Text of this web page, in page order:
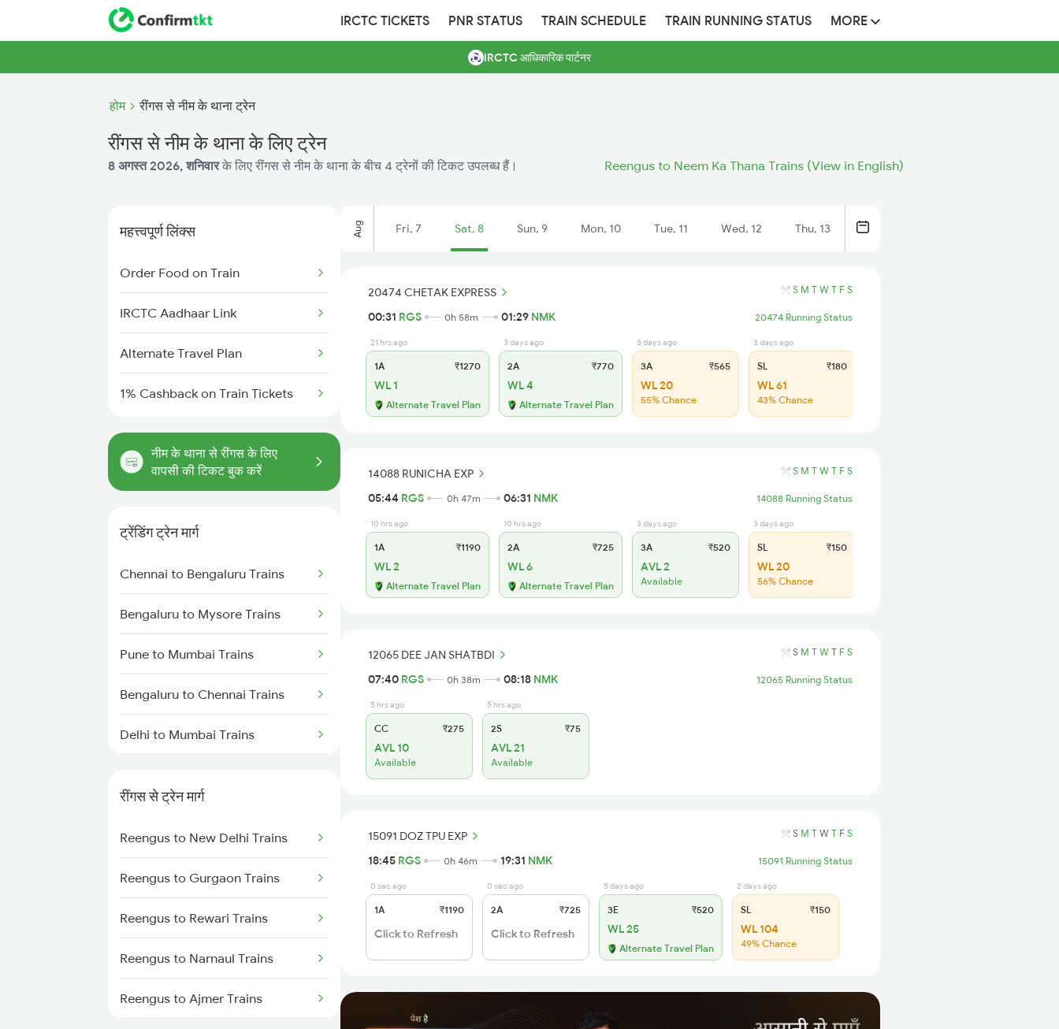
IRCTC TICKETS PNR STATUS TRAIN SCHEDULE TRAIN RUNNING STATUS MORE
IRCTC आधिकारिक पार्टनर
होम रींगस से नीम के थाना ट्रेन
रींगस से नीम के थाना के लिए ट्रेन
8 अगस्त 2026, शनिवारके लिए रींगस से नीम के थाना के बीच 4 ट्रेनों की टिकट उपलब्ध हैं। Reengus to Neem Ka Thana Trains (View in English)
महत्त्वपूर्ण लिंक्स
Order Food on Train
IRCTC Aadhaar Link
Alternate Travel Plan
1% Cashback on Train Tickets
नीम के थाना से रींगस के लिए
वापसी की टिकट बुक करें
ट्रेंडिंग ट्रेन मार्ग
Chennai to Bengaluru Trains
Bengaluru to Mysore Trains
Pune to Mumbai Trains
Bengaluru to Chennai Trains
Delhi to Mumbai Trains
Mumbai to Delhi Trains
Mumbai to Goa Trains
Chennai to Coimbatore Trains
रींगस से ट्रेन मार्ग
Reengus to New Delhi Trains
Reengus to Gurgaon Trains
Reengus to Rewari Trains
Reengus to Narnaul Trains
Reengus to Ajmer Trains
Aug Fri, 7 Sat, 8 Sun, 9 Mon, 10 Tue, 11 Wed, 12 Thu, 13
20474 CHETAK EXPRESS S M T W T F S
00:31 RGS 0h 58m 01:29 NMK 20474 Running Status
21 hrs ago
1A ₹1270
WL 1
Alternate Travel Plan
3 days ago
2A ₹770
WL 4
Alternate Travel Plan
3 days ago
3A ₹565
WL 20
55% Chance
3 days ago
SL ₹180
WL 61
43% Chance
14088 RUNICHA EXP S M T W T F S
05:44 RGS 0h 47m 06:31 NMK 14088 Running Status
10 hrs ago
1A ₹1190
WL 2
Alternate Travel Plan
10 hrs ago
2A ₹725
WL 6
Alternate Travel Plan
3 days ago
3A ₹520
AVL 2
Available
3 days ago
SL ₹150
WL 20
56% Chance
12065 DEE JAN SHATBDI S M T W T F S
07:40 RGS 0h 38m 08:18 NMK 12065 Running Status
5 hrs ago
CC ₹275
AVL 10
Available
5 hrs ago
2S ₹75
AVL 21
Available
15091 DOZ TPU EXP S M T W T F S
18:45 RGS 0h 46m 19:31 NMK 15091 Running Status
0 sec ago
1A ₹1190
Click to Refresh
0 sec ago
2A ₹725
Click to Refresh
5 days ago
3E ₹520
WL 25
Alternate Travel Plan
2 days ago
SL ₹150
WL 104
49% Chance